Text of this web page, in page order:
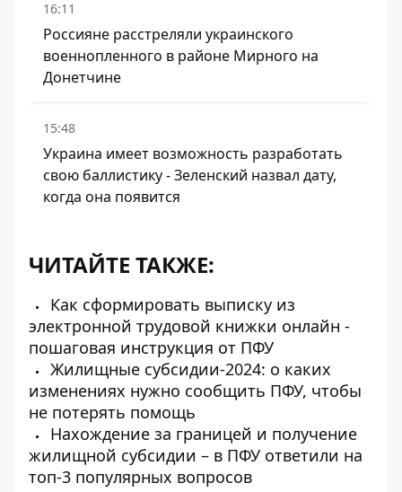
16:11
Россияне расстреляли украинского
военнопленного в районе Мирного на
Донетчине
15:48
Украина имеет возможность разработать
свою баллистику - Зеленский назвал дату,
когда она появится
ЧИТАЙТЕ ТАКЖЕ:
Как сформировать выписку из
электронной трудовой книжки онлайн -
пошаговая инструкция от ПФУ
Жилищные субсидии-2024: о каких
изменениях нужно сообщить ПФУ, чтобы
не потерять помощь
Нахождение за границей и получение
жилищной субсидии – в ПФУ ответили на
топ-3 популярных вопросов